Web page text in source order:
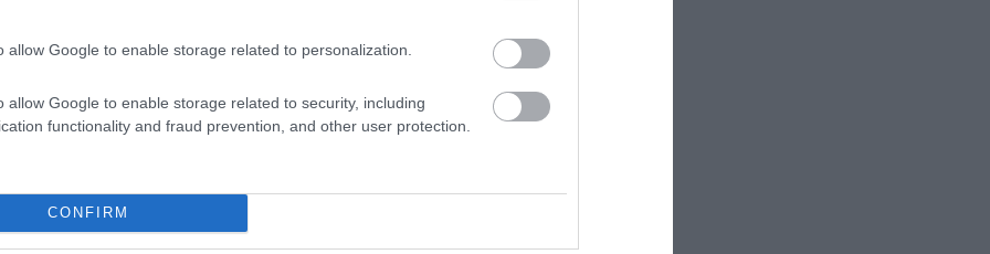
allow Google to enable storage related to personalization.
allow Google to enable storage related to security, including
functionality and fraud prevention, and other user protection.
CONFIRM